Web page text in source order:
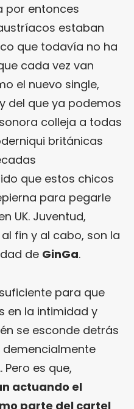
por entonces
estaban
que todavía no ha
cada vez van
el nuevo single,
del que ya podemos
colleja a todas
británicas
que estos chicos
para pegarle
UK. Juventud,
fin y al cabo, son la
de GinGa.
para que
en la intimidad y
se esconde detrás
es que,
actuando el
parte del cartel